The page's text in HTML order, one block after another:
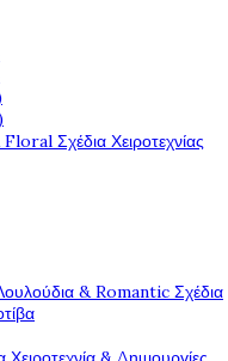
Σχέδια Χειροτεχνίας
& Romantic Σχέδια